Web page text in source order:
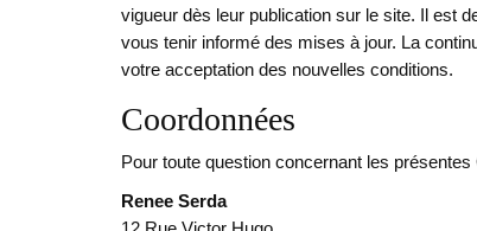
vigueur dès leur publication sur le site. Il est
vous tenir informé des mises à jour. La
votre acceptation des nouvelles conditions.
Coordonnées
Pour toute question concernant les
Renee Serda